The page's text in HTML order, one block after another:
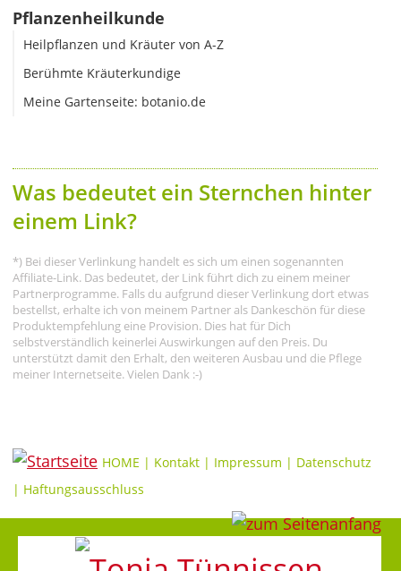
Pflanzenheilkunde
Heilpflanzen und Kräuter von A-Z
Berühmte Kräuterkundige
Meine Gartenseite: botanio.de
Was bedeutet ein Sternchen hinter
einem Link?
*) Bei dieser Verlinkung handelt es sich um einen sogenannten
Affiliate-Link. Das bedeutet, der Link führt dich zu einem meiner
Partnerprogramme. Falls du aufgrund dieser Verlinkung dort etwas
bestellst, erhalte ich von meinem Partner als Dankeschön für diese
Produktempfehlung eine Provision. Dies hat für Dich
selbstverständlich keinerlei Auswirkungen auf den Preis. Du
unterstützt damit den Erhalt, den weiteren Ausbau und die Pflege
meiner Internetseite. Vielen Dank :-)
HOME | Kontakt | Impressum | Datenschutz
| Haftungsausschluss